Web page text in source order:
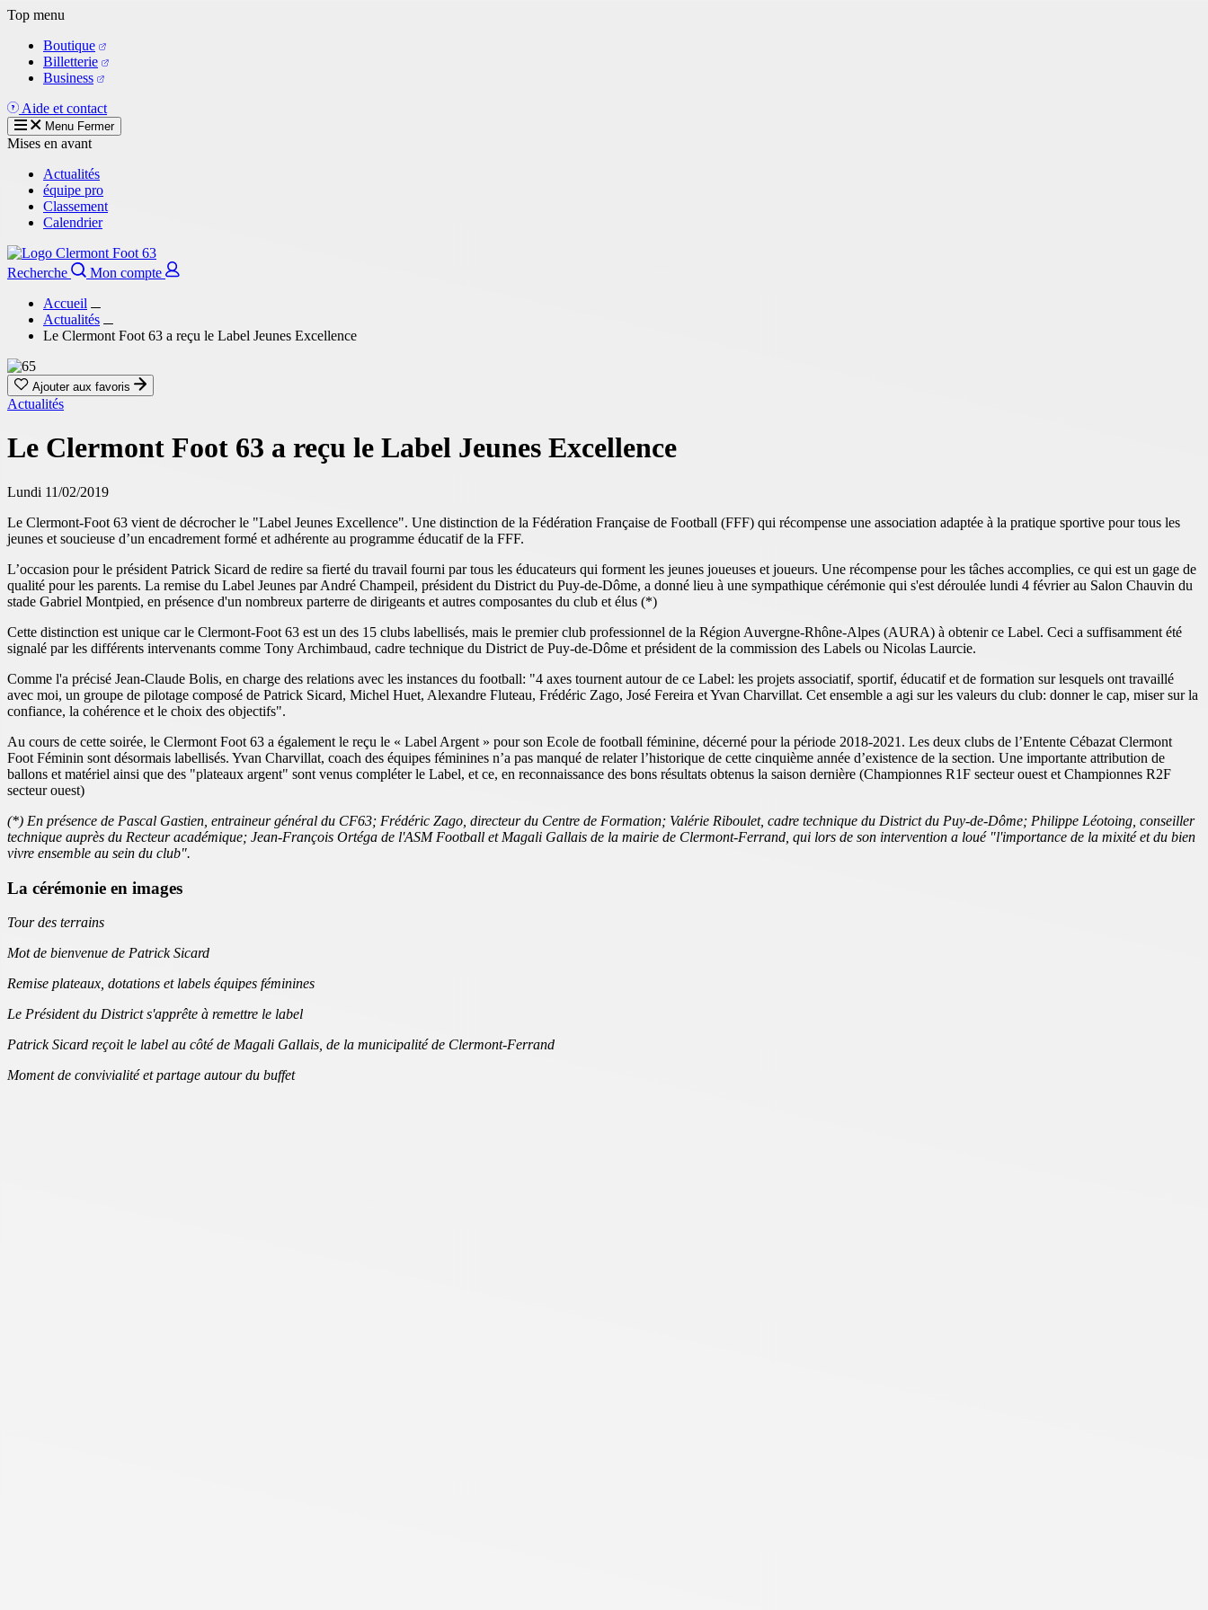
Aller
contenu
principal
Top menu
Boutique
Billetterie
Business
Aide et contact
Menu Fermer
Mises en avant
Actualités
équipe pro
Classement
Calendrier
Recherche
Mon compte
Accueil
Actualités
Le Clermont Foot 63 a reçu le Label Jeunes Excellence
Ajouter aux favoris
Actualités
Le Clermont Foot 63 a reçu le Label Jeunes Excellence
Lundi 11/02/2019
Le Clermont-Foot 63 vient de décrocher le "Label Jeunes Excellence". Une distinction de la Fédération Française de Football (FFF) qui récompense une association adaptée à la pratique sportive pour tous les
jeunes et soucieuse d’un encadrement formé et adhérente au programme éducatif de la FFF.
L’occasion pour le président Patrick Sicard de redire sa fierté du travail fourni par tous les éducateurs qui forment les jeunes joueuses et joueurs. Une récompense pour les tâches accomplies, ce qui est un gage de
qualité pour les parents. La remise du Label Jeunes par André Champeil, président du District du Puy-de-Dôme, a donné lieu à une sympathique cérémonie qui s'est déroulée lundi 4 février au Salon Chauvin du
stade Gabriel Montpied, en présence d'un nombreux parterre de dirigeants et autres composantes du club et élus (*)
Cette distinction est unique car le Clermont-Foot 63 est un des 15 clubs labellisés, mais le premier club professionnel de la Région Auvergne-Rhône-Alpes (AURA) à obtenir ce Label. Ceci a suffisamment été
signalé par les différents intervenants comme Tony Archimbaud, cadre technique du District de Puy-de-Dôme et président de la commission des Labels ou Nicolas Laurcie.
Comme l'a précisé Jean-Claude Bolis, en charge des relations avec les instances du football: "4 axes tournent autour de ce Label: les projets associatif, sportif, éducatif et de formation sur lesquels ont travaillé
avec moi, un groupe de pilotage composé de Patrick Sicard, Michel Huet, Alexandre Fluteau, Frédéric Zago, José Fereira et Yvan Charvillat. Cet ensemble a agi sur les valeurs du club: donner le cap, miser sur la
confiance, la cohérence et le choix des objectifs".
Au cours de cette soirée, le Clermont Foot 63 a également le reçu le « Label Argent » pour son Ecole de football féminine, décerné pour la période 2018-2021. Les deux clubs de l’Entente Cébazat Clermont
Foot Féminin sont désormais labellisés. Yvan Charvillat, coach des équipes féminines n’a pas manqué de relater l’historique de cette cinquième année d’existence de la section. Une importante attribution de
ballons et matériel ainsi que des "plateaux argent" sont venus compléter le Label, et ce, en reconnaissance des bons résultats obtenus la saison dernière (Championnes R1F secteur ouest et Championnes R2F
secteur ouest)
(*) En présence de Pascal Gastien, entraineur général du CF63; Frédéric Zago, directeur du Centre de Formation; Valérie Riboulet, cadre technique du District du Puy-de-Dôme; Philippe Léotoing, conseiller
technique auprès du Recteur académique; Jean-François Ortéga de l'ASM Football et Magali Gallais de la mairie de Clermont-Ferrand, qui lors de son intervention a loué "l'importance de la mixité et du bien
vivre ensemble au sein du club".
La cérémonie en images
Tour des terrains
Mot de bienvenue de Patrick Sicard
Remise plateaux, dotations et labels équipes féminines
Le Président du District s'apprête à remettre le label
Patrick Sicard reçoit le label au côté de Magali Gallais, de la municipalité de Clermont-Ferrand
Moment de convivialité et partage autour du buffet